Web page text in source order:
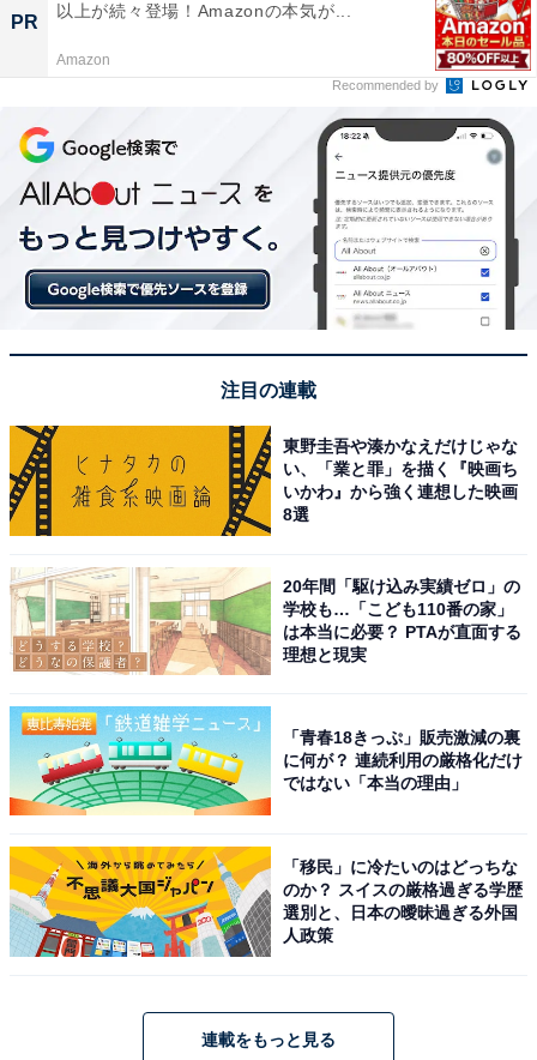
みんなが選ぶ8月8日の記念日1位は「笑いの日」
みんなが選ぶ8月8日の記念日1位は、笑いの日でした。
回答者が選んだ理由には「笑う日があってもいいなって
思ったから」（福岡県、10代女性）、「そのまま読んで
性）、「関西出身なので、笑いは人生にとって、とても
が並びました。
＞次ページ：2位以下の結果と投票理由を見る
おまけ：8月8日生まれの人の星座
PR
以上が続々登場！Amazonの本気が...
Amazon
Recommended by
注目の連載
東野圭吾や湊かなえだけじゃな
い、「業と罪」を描く『映画ち
いかわ』から強く連想した映画
8選
20年間「駆け込み実績ゼロ」の
学校も…「こども110番の家」
は本当に必要？ PTAが直面する
理想と現実
「青春18きっぷ」販売激減の裏
に何が？ 連続利用の厳格化だけ
ではない「本当の理由」
「移民」に冷たいのはどっちな
のか？ スイスの厳格過ぎる学歴
選別と、日本の曖昧過ぎる外国
人政策
連載をもっと見る